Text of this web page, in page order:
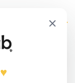
×
♥